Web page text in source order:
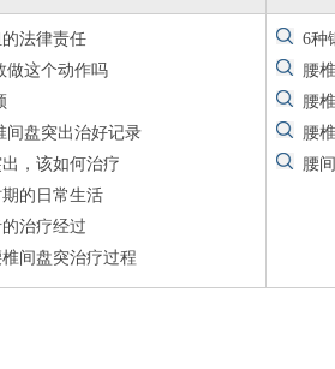
法律责任
做这个动作吗
间盘突出治好记录
，该如何治疗
的日常生活
治疗经过
间盘突治疗过程
6种
腰
腰
腰
腰